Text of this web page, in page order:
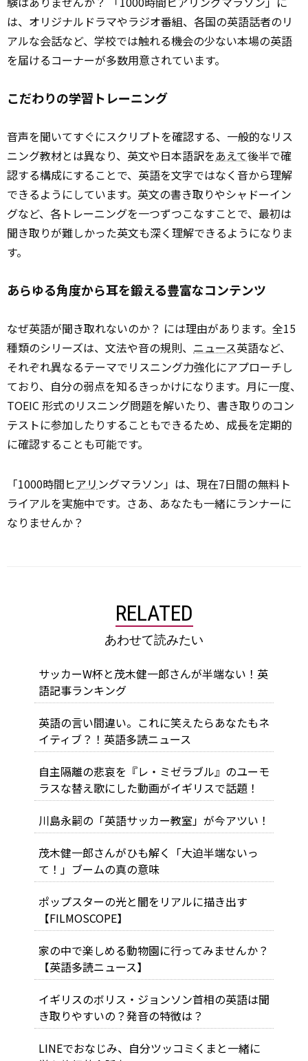
は、オリジナルドラマやラジオ番組、各国の英語話者のリ
アルな会話など、学校では触れる機会の少ない本場の英語
を届けるコーナーが多数用意されています。
こだわりの学習トレーニング
音声を聞いてすぐにスクリプトを確認する、一般的なリス
ニング教材とは異なり、英文や日本語訳をあえて後半で確
認する構成にすることで、英語を文字ではなく音から理解
できるようにしています。英文の書き取りやシャドーイン
グなど、各トレーニングを一つずつこなすことで、最初は
聞き取りが難しかった英文も深く理解できるようになりま
す。
あらゆる角度から耳を鍛える豊富なコンテンツ
なぜ英語が聞き取れないのか？ には理由があります。全15
種類のシリーズは、文法や音の規則、 ニュース英語など、
それぞれ異なるテーマでリスニング力強化にアプローチし
ており、自分の弱点を知るきっかけになります。月に一度、
TOEIC 形式のリスニング問題を解いたり、書き取りのコン
テストに参加したりすることもできるため、成長を定期的
に確認することも可能です。
「1000時間ヒアリ ングマラソン」は、現在7日間の無料ト
ライアルを実施中です。さあ、あなたも一緒にランナーに
なりませんか？
RELATED
あわせて読みたい
サッカーW杯と茂木健一郎さんが半端ない！英
語記事ランキング
英語の言い間違い。これに笑えたらあなたもネ
イティブ？！英語多読ニュース
自主隔離の悲哀を『レ・ミゼラブル』のユーモ
ラスな替え歌にした動画がイギリスで話題！
川島永嗣の「英語サッカー教室」が今アツい！
茂木健一郎さんがひも解く「大迫半端ないっ
て！」ブームの真の意味
ポップスターの光と闇をリアルに描き出す
【FILMOSCOPE】
家の中で楽しめる動物園に行ってみませんか？
【英語多読ニュース】
イギリスのボリス・ジョンソン首相の英語は聞
き取りやすいの？発音の特徴は？
LINEでおなじみ、自分ツッコミくまと一緒に